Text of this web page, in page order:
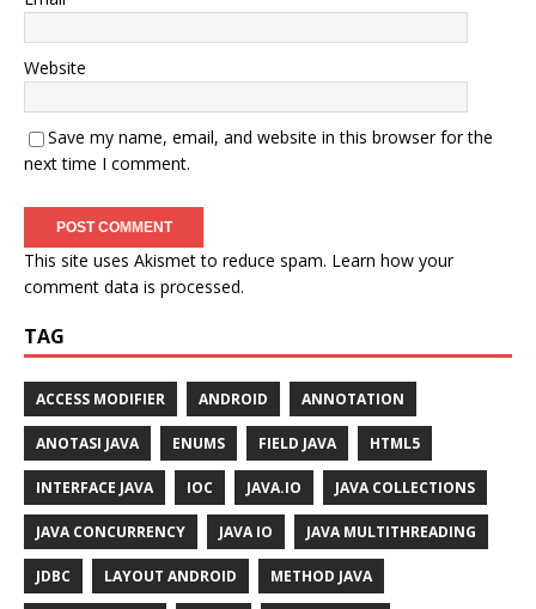
Website
Save my name, email, and website in this browser for the
next time I comment.
This site uses Akismet to reduce spam. Learn how your
comment data is processed.
TAG
ACCESS MODIFIER ANDROID ANNOTATION
ANOTASI JAVA ENUMS FIELD JAVA HTML5
INTERFACE JAVA IOC JAVA.IO JAVA COLLECTIONS
JAVA CONCURRENCY JAVA IO JAVA MULTITHREADING
JDBC LAYOUT ANDROID METHOD JAVA